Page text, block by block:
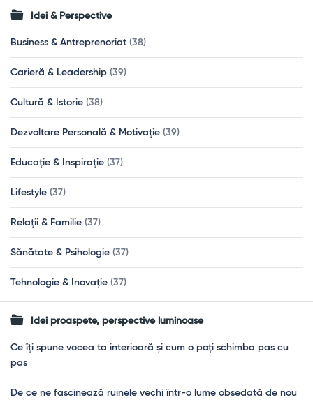
Idei & Perspective
Business & Antreprenoriat (38)
Carieră & Leadership (39)
Cultură & Istorie (38)
Dezvoltare Personală & Motivație (39)
Educație & Inspirație (37)
Lifestyle (37)
Relații & Familie (37)
Sănătate & Psihologie (37)
Tehnologie & Inovație (37)
Idei proaspete, perspective luminoase
Ce îți spune vocea ta interioară și cum o poți schimba pas cu
pas
De ce ne fascinează ruinele vechi într-o lume obsedată de nou